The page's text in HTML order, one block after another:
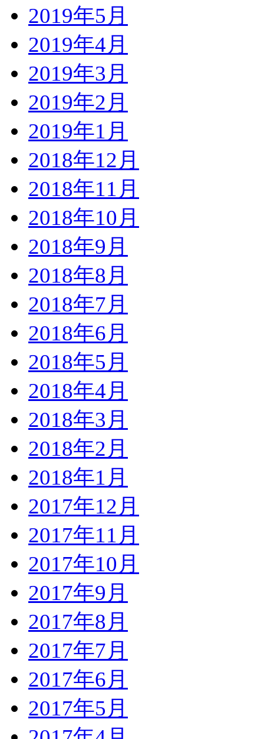
2019年5月
2019年4月
2019年3月
2019年2月
2019年1月
2018年12月
2018年11月
2018年10月
2018年9月
2018年8月
2018年7月
2018年6月
2018年5月
2018年4月
2018年3月
2018年2月
2018年1月
2017年12月
2017年11月
2017年10月
2017年9月
2017年8月
2017年7月
2017年6月
2017年5月